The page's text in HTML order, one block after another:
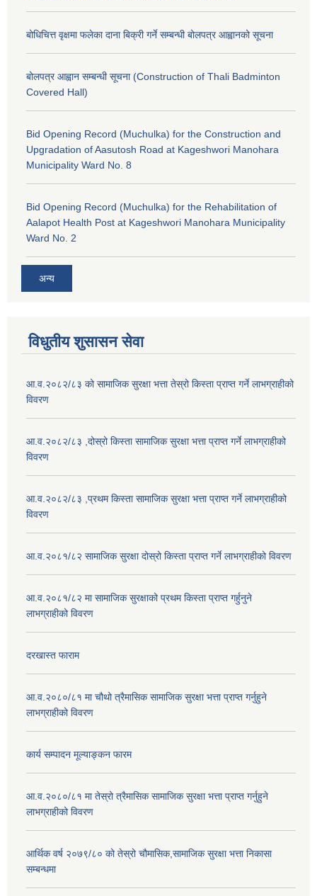
बोधिचित्त वृक्षमा फलेका दाना बिक्री गर्ने सम्बन्धी बोलपत्र आह्वानको सूचना
बोलपत्र आह्वान सम्बन्धी सूचना (Construction of Thali Badminton
Covered Hall)
Bid Opening Record (Muchulka) for the Construction and
Upgradation of Aasutosh Road at Kageshwori Manohara
Municipality Ward No. 8
Bid Opening Record (Muchulka) for the Rehabilitation of
Aalapot Health Post at Kageshwori Manohara Municipality
Ward No. 2
अन्य
विधुतीय शुसासन सेवा
आ.व.२०८२/८३ को सामाजिक सुरक्षा भत्ता तेस्रो किस्ता प्राप्त गर्ने लाभग्राहीको
विवरण
आ.व.२०८२/८३ ,दोस्रो किस्ता सामाजिक सुरक्षा भत्ता प्राप्त गर्ने लाभग्राहीको
विवरण
आ.व.२०८२/८३ ,प्रथम किस्ता सामाजिक सुरक्षा भत्ता प्राप्त गर्ने लाभग्राहीको
विवरण
आ.व.२०८१/८२ सामाजिक सुरक्षा दोस्रो किस्ता प्राप्त गर्ने लाभग्राहीको विवरण
आ.व.२०८१/८२ मा सामाजिक सुरक्षाको प्रथम किस्ता प्राप्त गर्हुनुने
लाभग्राहीको विवरण
दरखास्त फाराम
आ.व.२०८०/८१ मा चौथो त्रैमासिक सामाजिक सुरक्षा भत्ता प्राप्त गर्नुहुने
लाभग्राहीको विवरण
कार्य सम्पादन मूल्याङ्कन फारम
आ.व.२०८०/८१ मा तेस्रो त्रैमासिक सामाजिक सुरक्षा भत्ता प्राप्त गर्नुहुने
लाभग्राहीको विवरण
आर्थिक वर्ष २०७९/८० को तेस्रो चौमासिक,सामाजिक सुरक्षा भत्ता निकासा
सम्बन्धमा